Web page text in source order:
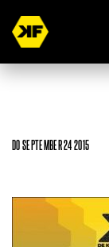
DO SEPTEMBER 24 2015